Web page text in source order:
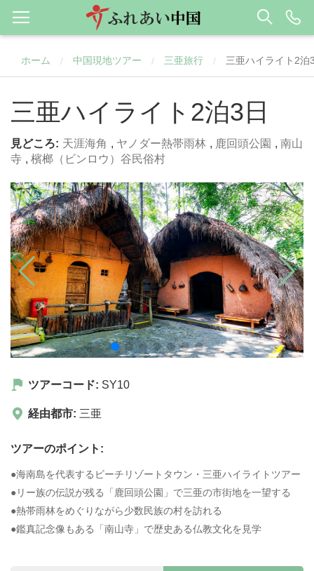
ホーム / 中国現地ツアー / 三亜旅行 / 三亜ハイライト2泊
三亜ハイライト2泊3日
見どころ: 天涯海角 , ヤノダー熱帯雨林 , 鹿回頭公園 , 南山
寺 , 檳榔（ビンロウ）谷民俗村
ツアーコード: SY10
経由都市: 三亜
ツアーのポイント:
●海南島を代表するビーチリゾートタウン・三亜ハイライトツアー
●リー族の伝説が残る「鹿回頭公園」で三亜の市街地を一望する
●熱帯雨林をめぐりながら少数民族の村を訪れる
●鑑真記念像もある「南山寺」で歴史ある仏教文化を見学